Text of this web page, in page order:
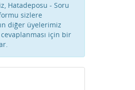
Hatadeposu - Soru
sizlere
diğer üyelerimiz
için bir